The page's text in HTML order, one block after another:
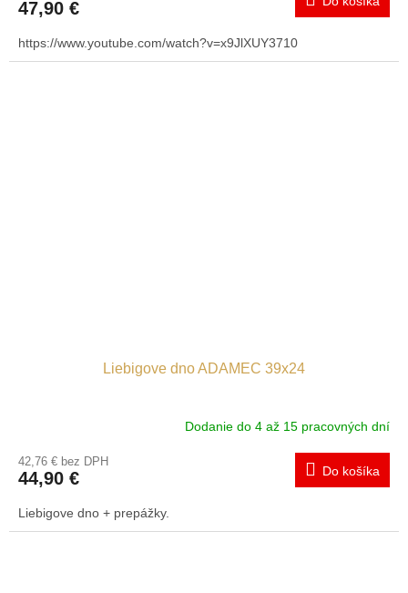
47,90 €
https://www.youtube.com/watch?v=x9JlXUY3710
Liebigove dno ADAMEC 39x24
Dodanie do 4 až 15 pracovných dní
42,76 € bez DPH
44,90 € Do košíka
Liebigove dno + prepážky.